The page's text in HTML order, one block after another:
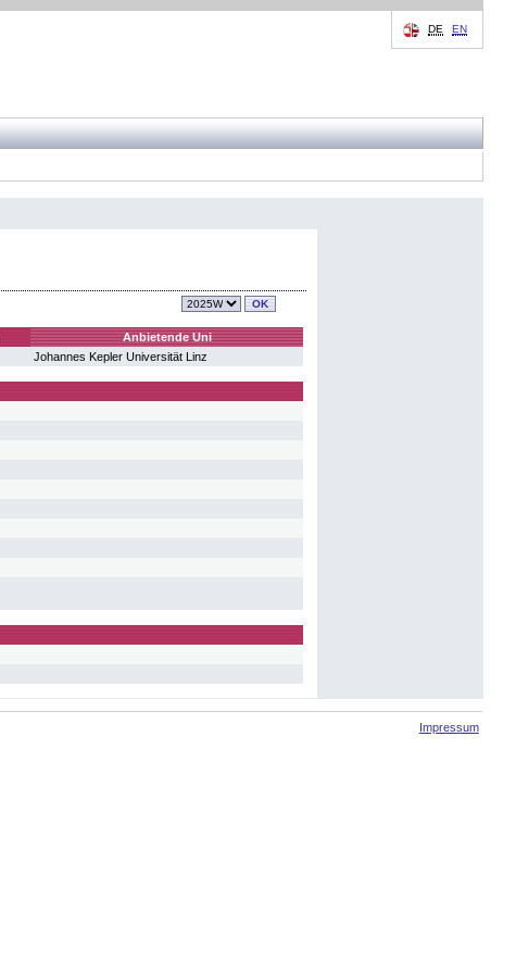
DE EN
Anbietende Uni
Johannes Kepler Universität Linz
Impressum